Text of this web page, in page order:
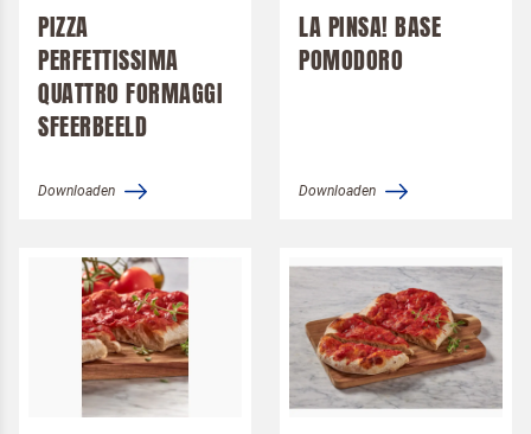
PIZZA
PERFETTISSIMA
QUATTRO FORMAGGI
SFEERBEELD
Downloaden
LA PINSA! BASE
POMODORO
Downloaden